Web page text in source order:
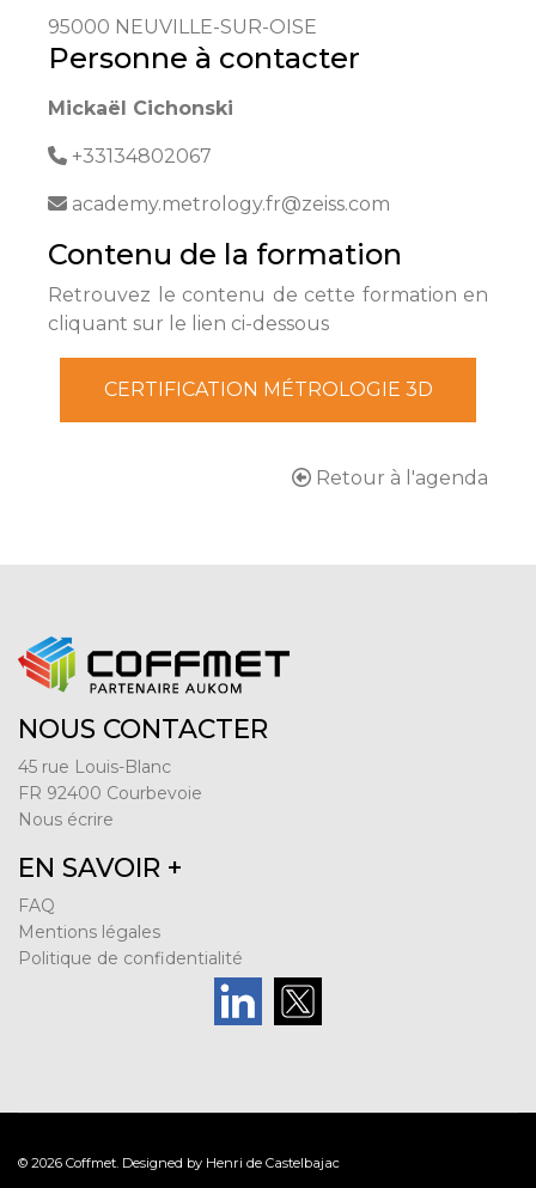
95000 NEUVILLE-SUR-OISE
Personne à contacter
Mickaël Cichonski
+33134802067
academy.metrology.fr@zeiss.com
Contenu de la formation
Retrouvez le contenu de cette formation en
cliquant sur le lien ci-dessous
CERTIFICATION MÉTROLOGIE 3D
Retour à l'agenda
NOUS CONTACTER
45 rue Louis-Blanc
FR 92400 Courbevoie
Nous écrire
EN SAVOIR +
FAQ
Mentions légales
Politique de confidentialité
© 2026 Coffmet. Designed by Henri de Castelbajac